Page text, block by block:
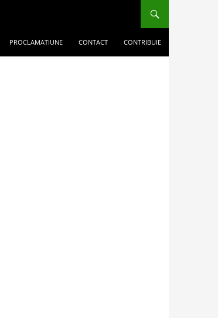
PROCLAMATIUNE CONTACT CONTRIBUIE